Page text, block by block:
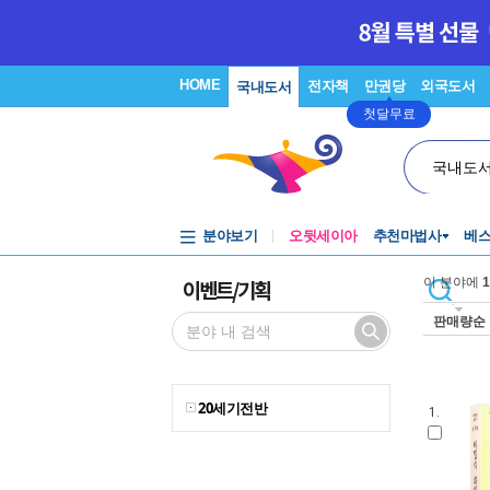
HOME 국내도서 전자책 만권당
첫달무료
외국도서
국내도
분야보기 오뒷세이아 추천마법사 베
이벤트/기획
20세기전반
이 분야에
판매량순
1.